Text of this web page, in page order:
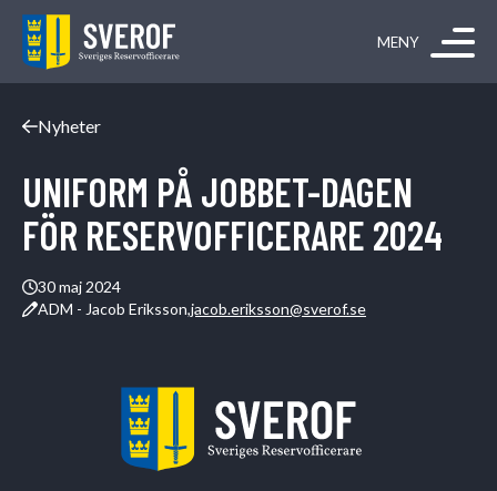
Hoppa till innehåll
Nyheter
UNIFORM PÅ JOBBET-DAGEN
FÖR RESERVOFFICERARE 2024
30 maj 2024
ADM - Jacob Eriksson,jacob.eriksson@sverof.se